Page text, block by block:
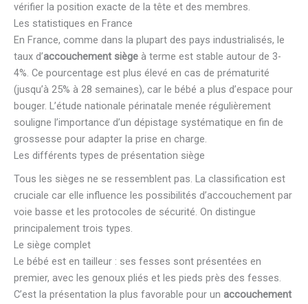
vérifier la position exacte de la tête et des membres.
Les statistiques en France
En France, comme dans la plupart des pays industrialisés, le
taux d’accouchement siège à terme est stable autour de 3-
4%. Ce pourcentage est plus élevé en cas de prématurité
(jusqu’à 25% à 28 semaines), car le bébé a plus d’espace pour
bouger. L’étude nationale périnatale menée régulièrement
souligne l’importance d’un dépistage systématique en fin de
grossesse pour adapter la prise en charge.
Les différents types de présentation siège
Tous les sièges ne se ressemblent pas. La classification est
cruciale car elle influence les possibilités d’accouchement par
voie basse et les protocoles de sécurité. On distingue
principalement trois types.
Le siège complet
Le bébé est en tailleur : ses fesses sont présentées en
premier, avec les genoux pliés et les pieds près des fesses.
C’est la présentation la plus favorable pour un accouchement